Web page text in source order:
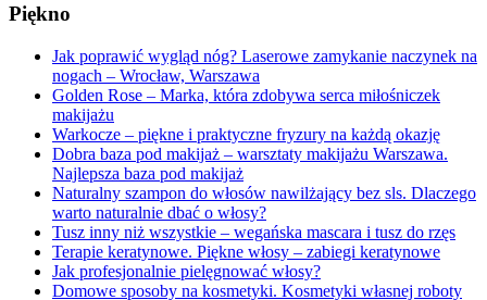
Piękno
Jak poprawić wygląd nóg? Laserowe zamykanie naczynek na
nogach – Wrocław, Warszawa
Golden Rose – Marka, która zdobywa serca miłośniczek
makijażu
Warkocze – piękne i praktyczne fryzury na każdą okazję
Dobra baza pod makijaż – warsztaty makijażu Warszawa.
Najlepsza baza pod makijaż
Naturalny szampon do włosów nawilżający bez sls. Dlaczego
warto naturalnie dbać o włosy?
Tusz inny niż wszystkie – wegańska mascara i tusz do rzęs
Terapie keratynowe. Piękne włosy – zabiegi keratynowe
Jak profesjonalnie pielęgnować włosy?
Domowe sposoby na kosmetyki. Kosmetyki własnej roboty